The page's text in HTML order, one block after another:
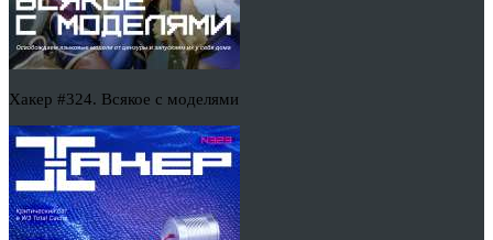
Хакер #324. Всякое с моделями